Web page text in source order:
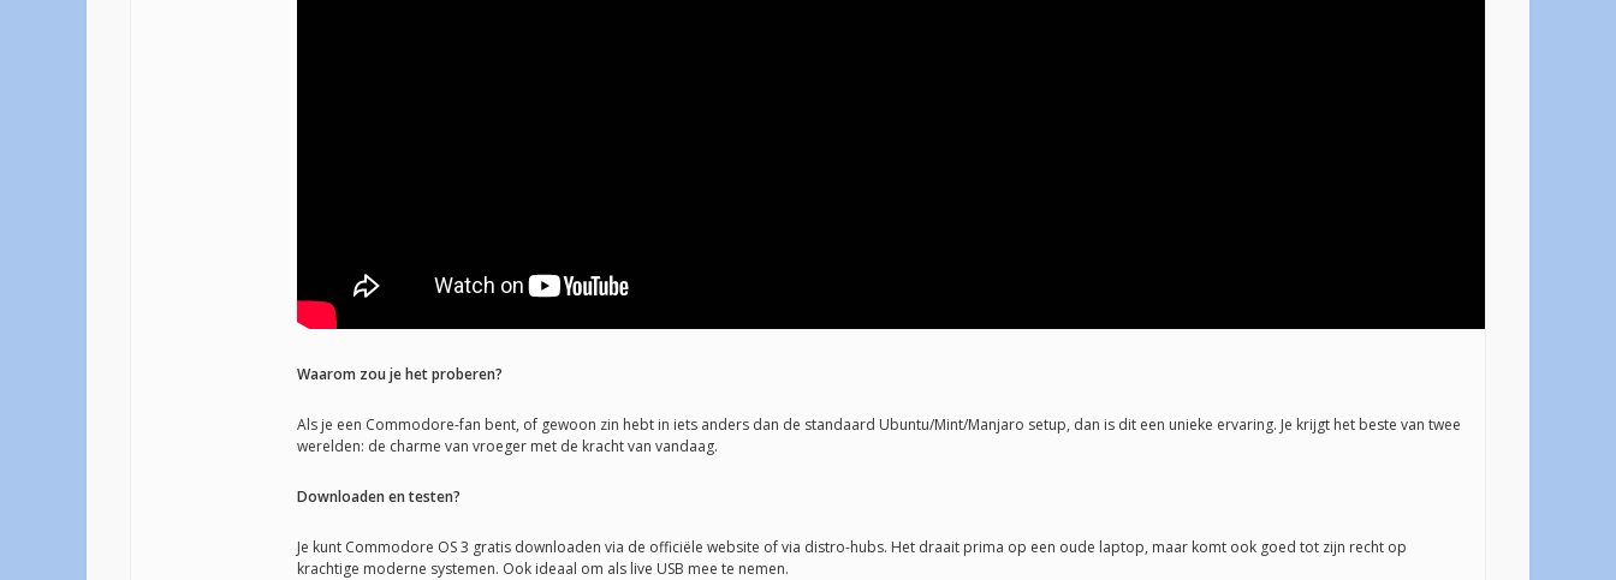
Waarom zou je het proberen?
Als je een Commodore-fan bent, of gewoon zin hebt in iets anders dan de standaard Ubuntu/Mint/Manjaro setup, dan is dit een unieke ervaring. Je krijgt het beste van twee
werelden: de charme van vroeger met de kracht van vandaag.
Downloaden en testen?
Je kunt Commodore OS 3 gratis downloaden via de officiële website of via distro-hubs. Het draait prima op een oude laptop, maar komt ook goed tot zijn recht op
krachtige moderne systemen. Ook ideaal om als live USB mee te nemen.